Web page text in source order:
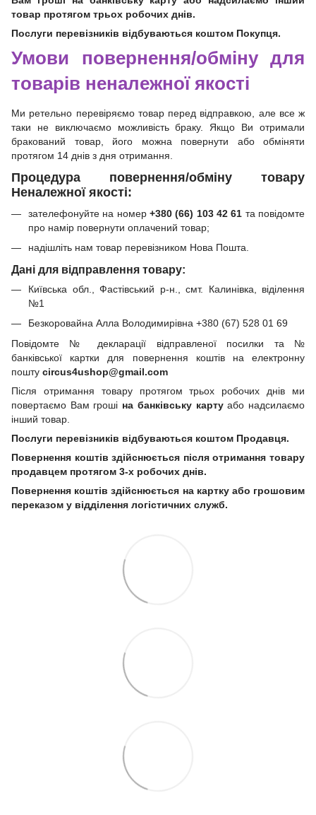
товар протягом трьох робочих днів.
Послуги перевізників відбуваються коштом Покупця.
Умови повернення/обміну для
товарів неналежної якості
Ми ретельно перевіряємо товар перед відправкою, але все ж
таки не виключаємо можливість браку. Якщо Ви отримали
бракований товар, його можна повернути або обміняти
протягом 14 днів з дня отримання.
Процедура повернення/обміну товару
Неналежної якості:
зателефонуйте на номер +380 (66) 103 42 61 та повідомте
про намір повернути оплачений товар;
надішліть нам товар перевізником Нова Пошта.
Дані для відправлення товару:
Київська обл., Фастівський р-н., смт. Калинівка, віділення
№1
Безкоровайна Алла Володимирівна +380 (67) 528 01 69
Повідомте № декларації відправленої посилки та №
банківської картки для повернення коштів на електронну
пошту circus4ushop@gmail.com
Після отримання товару протягом трьох робочих днів ми
повертаємо Вам гроші на банківську картуабо надсилаємо
інший товар.
Послуги перевізників відбуваються коштом Продавця.
Повернення коштів здійснюється після отримання товару
продавцем протягом 3-х робочих днів.
Повернення коштів здійснюється на картку або грошовим
переказом у відділення логістичних служб.